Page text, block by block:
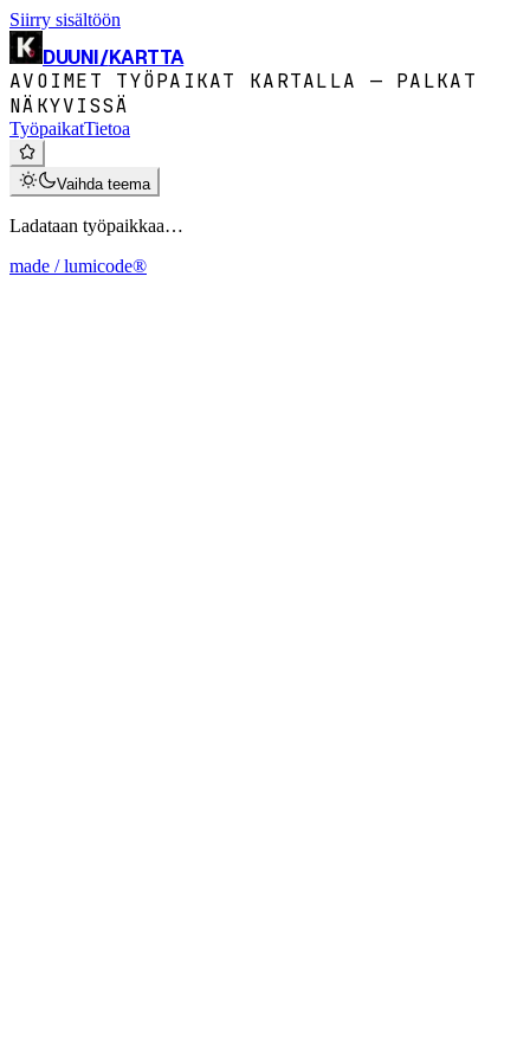
Siirry sisältöön
DUUNI/KARTTA
AVOIMET TYÖPAIKAT KARTALLA — PALKAT
NÄKYVISSÄ
TyöpaikatTietoa
Vaihda teema
Ladataan työpaikkaa…
made / lumicode®